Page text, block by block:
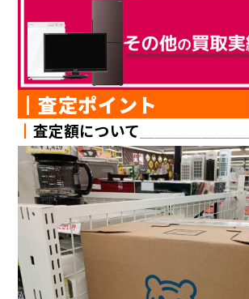
┃査定ポイント
┃査定額について